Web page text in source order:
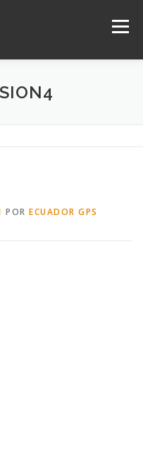
Menú
PRODUCTOS
POR ECUADOR GPS